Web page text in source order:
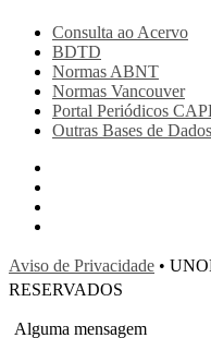
Consulta ao Acervo
BDTD
Normas ABNT
Normas Vancouver
Portal Periódicos
Outras Bases de Dados
Aviso de Privacidade •
RESERVADOS
Alguma mensagem